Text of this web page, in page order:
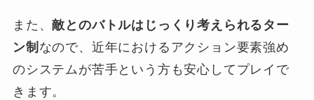
また、敵とのバトルはじっくり考えられるター
ン制 なので、近年におけるアクション要素強め
のシステムが苦手という方も安心してプレイで
きます。